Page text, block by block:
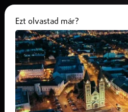
Térség és a
hírei
Ezt olvastad már?